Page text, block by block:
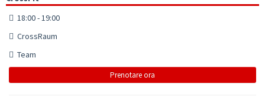
18:00 - 19:00
CrossRaum
Team
Prenotare ora